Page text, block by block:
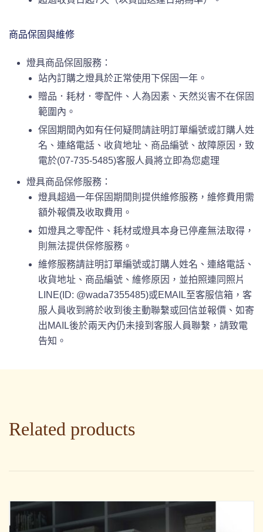
商品保固與維修
燈具商品保固服務：
站內訂購之燈具於正常使用下保固一年。
贈品．耗材．零配件、人為因素、天然災害不在保固
範圍內。
保固期間內如有任何疑問請註明訂單編號或訂購人姓
名、連絡電話、收貨地址、商品編號、故障原因，致
電於(07-735-5485)客服人員將立即為您處理
燈具商品保修服務：
燈具超過一年保固期間則提供維修服務，維修費用需
額外報價及收取費用。
如燈具之零配件、耗材或燈具本身已停產無法取得，
則無法提供保修服務。
維修服務請註明訂單編號或訂購人姓名、連絡電話、
收貨地址、商品編號、維修原因，並拍照連同照片
LINE(ID: @wada7355485)或EMAIL至客服信箱，客
服人員收到將於收到後主動聯繫或回信並報價、如寄
出MAIL後於兩天內仍未接到客服人員聯繫，請致電
告知。
Related products